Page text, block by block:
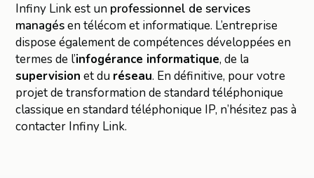
Infiny Link est un professionnel de services
managésen télécom et informatique. L’entreprise
dispose également de compétences développées en
termes de l’infogérance informatique, de la
supervision et du réseau. En définitive, pour votre
projet de transformation de standard téléphonique
classique en standard téléphonique IP, n’hésitez pas à
contacter Infiny Link.